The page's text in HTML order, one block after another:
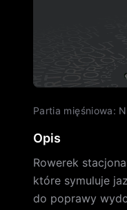
Partia mięśniowa:
Opis
Rowerek
które symuluje
do poprawy